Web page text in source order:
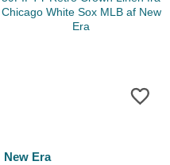
New Era